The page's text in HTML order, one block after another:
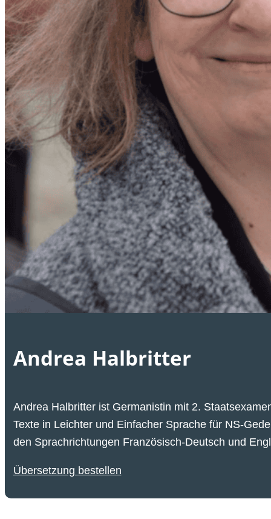
Andrea Halbritter
Andrea Halbritter ist Germanistin mit 2.
Texte in Leichter und Einfacher Sprache für NS-
den Sprachrichtungen Französisch-Deutsch und
Übersetzung bestellen